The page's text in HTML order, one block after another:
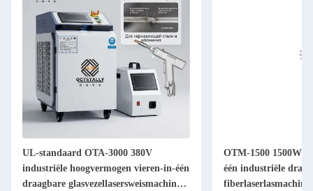
UL-standaard OTA-3000 380V
industriële hoogvermogen vieren-in-één
draagbare glasvezellasersweismachine,
OTM-1500 1500W
één industriële
fiberlaserlasmachine